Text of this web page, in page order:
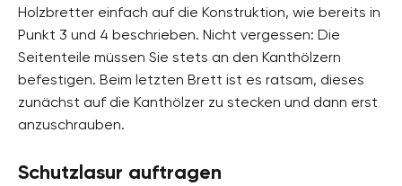
Holzbretter einfach auf die Konstruktion, wie bereits in
Punkt 3 und 4 beschrieben. Nicht vergessen: Die
Seitenteile müssen Sie stets an den Kanthölzern
befestigen. Beim letzten Brett ist es ratsam, dieses
zunächst auf die Kanthölzer zu stecken und dann erst
anzuschrauben.
Schutzlasur auftragen